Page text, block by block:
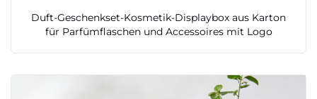
Duft-Geschenkset-Kosmetik-Displaybox aus Karton
für Parfümflaschen und Accessoires mit Logo